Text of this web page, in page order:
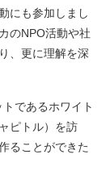
にも参加しまし
のNPO活動や社
、更に理解を深
であるホワイト
ピトル）を訪
ることができた